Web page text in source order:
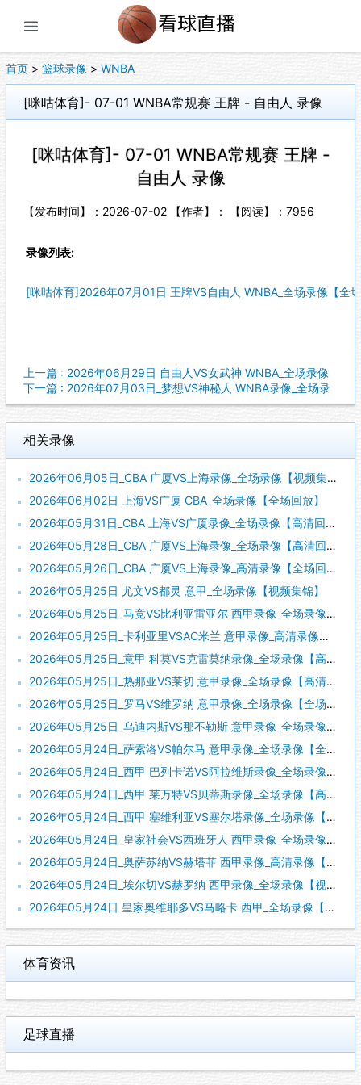
首页 > 篮球录像 > WNBA
[咪咕体育]- 07-01 WNBA常规赛 王牌 - 自由人 录像
[咪咕体育]- 07-01 WNBA常规赛 王牌 -
自由人 录像
【发布时间】：2026-07-02 【作者】： 【阅读】： 7956
录像列表:
[咪咕体育]2026年07月01日 王牌VS自由人 WNBA_全场录像【全
上一篇 : 2026年06月29日 自由人VS女武神 WNBA_全场录像
下一篇 : 2026年07月03日_梦想VS神秘人 WNBA录像_全场录
相关录像
2026年06月05日_CBA 广厦VS上海录像_全场录像【视频集锦】
2026年06月02日 上海VS广厦 CBA_全场录像【全场回放】
2026年05月31日_CBA 上海VS广厦录像_全场录像【高清回放】
2026年05月28日_CBA 广厦VS上海录像_全场录像【高清回放】
2026年05月26日_CBA 广厦VS上海录像_高清录像【全场回放】
2026年05月25日 尤文VS都灵 意甲_全场录像【视频集锦】
2026年05月25日_马竞VS比利亚雷亚尔 西甲录像_全场录像【视频集锦】
2026年05月25日_卡利亚里VSAC米兰 意甲录像_高清录像【全场回放】
2026年05月25日_意甲 科莫VS克雷莫纳录像_全场录像【高清回放】
2026年05月25日_热那亚VS莱切 意甲录像_全场录像【高清回放】
2026年05月25日_罗马VS维罗纳 意甲录像_全场录像【全场回放】
2026年05月25日_乌迪内斯VS那不勒斯 意甲录像_全场录像【高清回放】
2026年05月24日_萨索洛VS帕尔马 意甲录像_全场录像【全场回放】
2026年05月24日_西甲 巴列卡诺VS阿拉维斯录像_全场录像【视频集锦】
2026年05月24日_西甲 莱万特VS贝蒂斯录像_全场录像【高清回放】
2026年05月24日_西甲 塞维利亚VS塞尔塔录像_全场录像【高清回放】
2026年05月24日_皇家社会VS西班牙人 西甲录像_全场录像【全场回放】
2026年05月24日_奥萨苏纳VS赫塔菲 西甲录像_高清录像【全场回放】
2026年05月24日_埃尔切VS赫罗纳 西甲录像_全场录像【视频集锦】
2026年05月24日 皇家奥维耶多VS马略卡 西甲_全场录像【全场回放】
体育资讯
足球直播